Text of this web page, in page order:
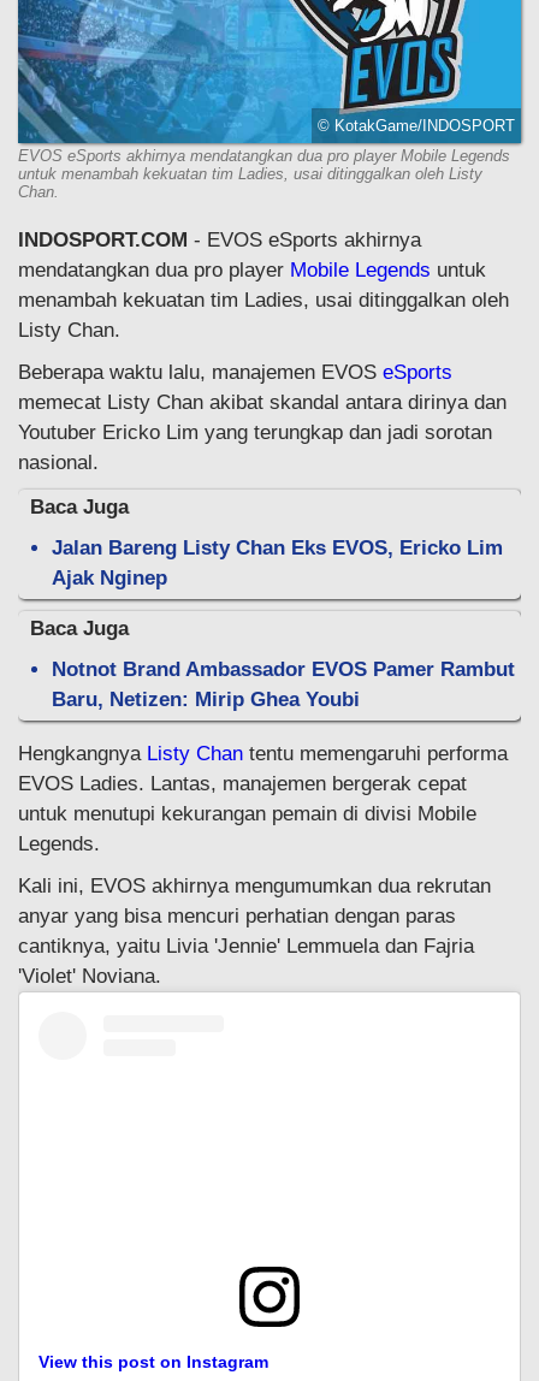
© KotakGame/INDOSPORT
EVOS eSports akhirnya mendatangkan dua pro player Mobile Legends
untuk menambah kekuatan tim Ladies, usai ditinggalkan oleh Listy
Chan.
INDOSPORT.COM - EVOS eSports akhirnya
mendatangkan dua pro player Mobile Legends untuk
menambah kekuatan tim Ladies, usai ditinggalkan oleh
Listy Chan.
Beberapa waktu lalu, manajemen EVOS eSports
memecat Listy Chan akibat skandal antara dirinya dan
Youtuber Ericko Lim yang terungkap dan jadi sorotan
nasional.
Baca Juga
Jalan Bareng Listy Chan Eks EVOS, Ericko Lim
Ajak Nginep
Baca Juga
Notnot Brand Ambassador EVOS Pamer Rambut
Baru, Netizen: Mirip Ghea Youbi
Hengkangnya Listy Chan tentu memengaruhi performa
EVOS Ladies. Lantas, manajemen bergerak cepat
untuk menutupi kekurangan pemain di divisi Mobile
Legends.
Kali ini, EVOS akhirnya mengumumkan dua rekrutan
anyar yang bisa mencuri perhatian dengan paras
cantiknya, yaitu Livia 'Jennie' Lemmuela dan Fajria
'Violet' Noviana.
View this post on Instagram